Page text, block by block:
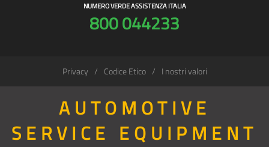
NUMERO VERDE ASSISTENZA ITALIA
800 044233
Privacy Codice Etico I nostri valori
AUTOMOTIVE
SERVICE EQUIPMENT